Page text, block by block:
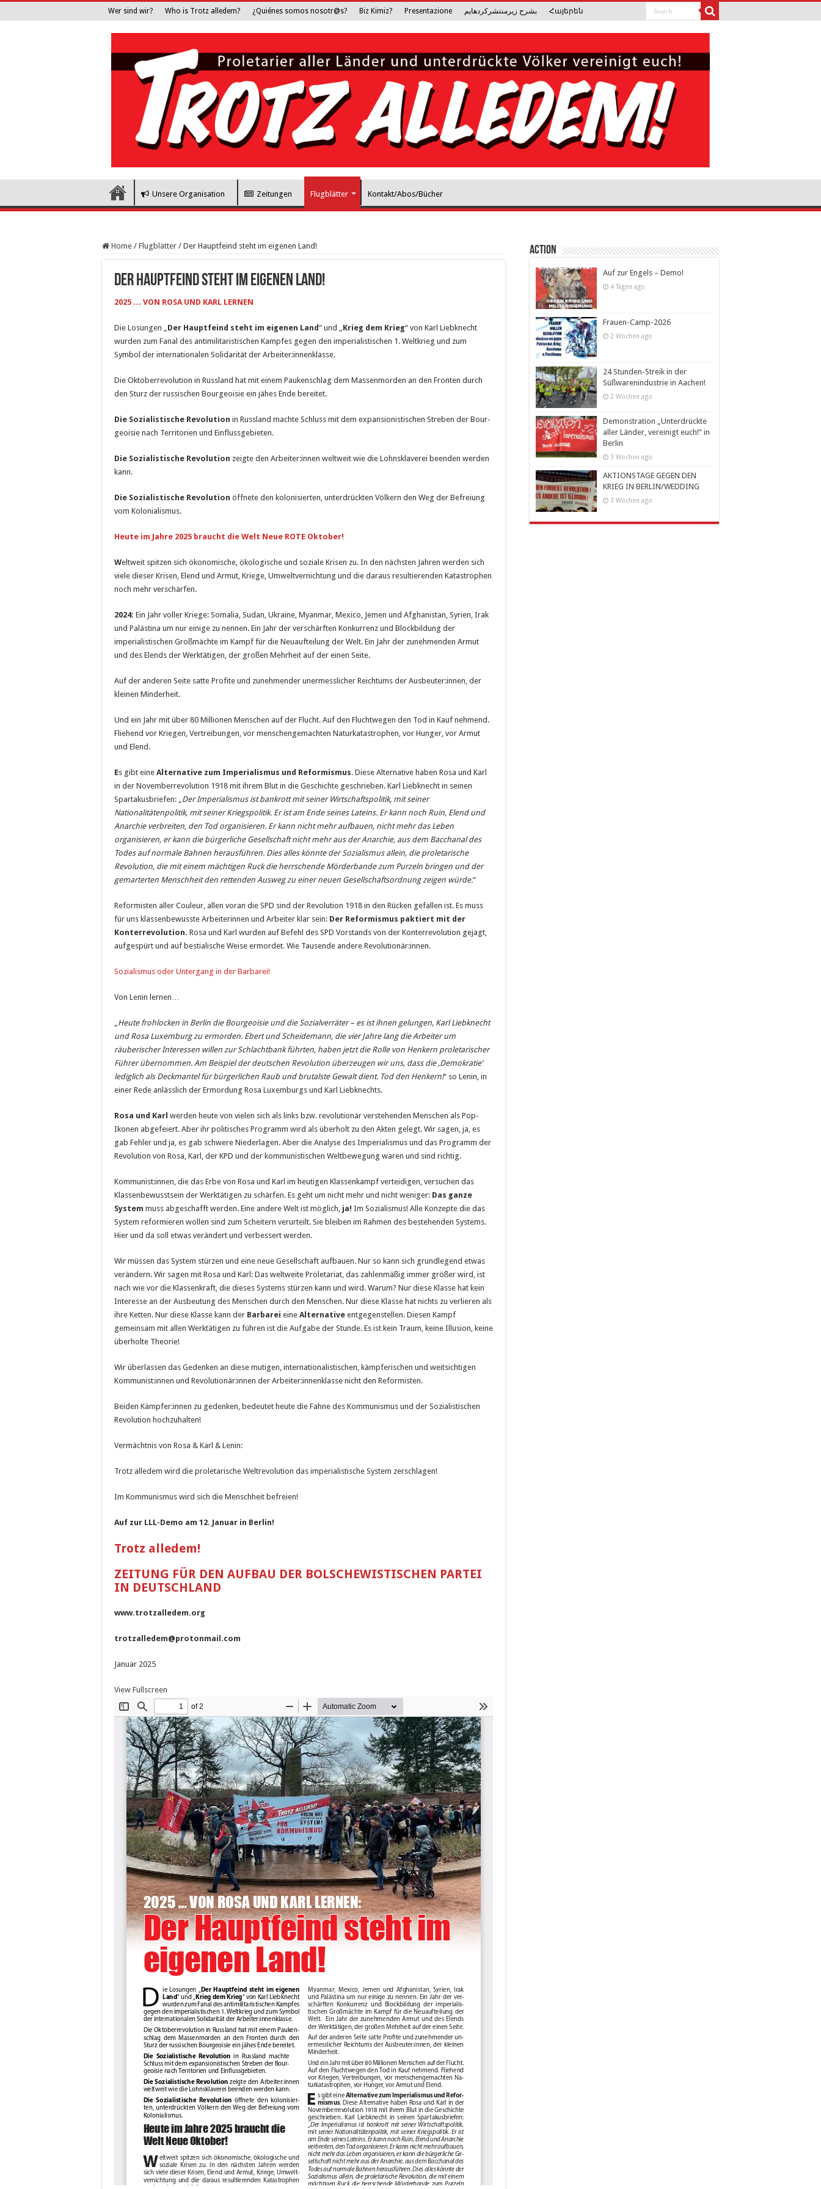
Wer sind wir? Who is Trotz alledem? ¿Quiénes somos nosotr@s? Biz Kimiz? Presentazione بشرح زیرمنتشرکرده­ایم Հայերեն
Unsere Organisation Zeitungen Flugblätter Kontakt/Abos/Bücher
Home / Flugblätter / Der Hauptfeind steht im eigenen Land!
Der Hauptfeind steht im eigenen Land!
2025 … VON ROSA UND KARL LERNEN
Die Losungen „ Der Hauptfeind steht im eigenen Land“ und „ Krieg dem Krieg“ von Karl Liebknecht
wurden zum Fanal des antimilitaristischen Kampfes gegen den imperialistischen 1. Weltkrieg und zum
Symbol der internationalen Solidarität der Arbeiter:innenklasse.
Die Oktoberrevolution in Russland hat mit einem Pauken­schlag dem Massenmorden an den Fronten durch
den Sturz der russischen Bourgeoisie ein jähes Ende bereitet.
Die Sozialistische Revolution in Russland machte Schluss mit dem expansionistischen Streben der Bour­
geoisie nach Territorien und Einflussgebieten.
Die Sozialistische Revolution zeigte den Arbeiter:innen weltweit wie die Lohnsklaverei beenden werden
kann.
Die Sozialistische Revolution öffnete den kolonisier­ten, unterdrückten Völkern den Weg der Befreiung
vom Kolonialismus.
Heute im Jahre 2025 braucht die Welt Neue ROTE Oktober!
Weltweit spitzen sich ökonomische, ökologische und soziale Krisen zu. In den nächsten Jahren werden sich
viele dieser Krisen, Elend und Armut, Kriege, Umwelt­vernichtung und die daraus resultierenden Katastrophen
noch mehr verschärfen.
2024: Ein Jahr voller Kriege: Somalia, Sudan, Ukraine, Myanmar, Mexico, Jemen und Afghanistan, Syrien, Irak
und Palästina um nur einige zu nennen. Ein Jahr der ver­schärften Konkurrenz und Blockbildung der
imperialis­tischen Großmächte im Kampf für die Neuaufteilung der Welt. Ein Jahr der zunehmenden Armut
und des Elends der Werktätigen, der großen Mehrheit auf der einen Seite.
Auf der anderen Seite satte Profite und zunehmender un­ermesslicher Reichtums der Ausbeuter:innen, der
kleinen Minderheit.
Und ein Jahr mit über 80 Millionen Menschen auf der Flucht. Auf den Fluchtwegen den Tod in Kauf nehmend.
Fliehend vor Kriegen, Vertreibungen, vor menschengemachten Na­turkatastrophen, vor Hunger, vor Armut
und Elend.
Es gibt eine Alternative zum Imperialismus und Refor­mismus. Diese Alternative haben Rosa und Karl
in der Novemberrevolution 1918 mit ihrem Blut in die Geschichte geschrieben. Karl Liebknecht in seinen
Spartakusbriefen: „ Der Imperialismus ist bankrott mit seiner Wirtschaftspolitik, mit seiner
Nationalitätenpolitik, mit seiner Kriegspolitik. Er ist am Ende seines Lateins. Er kann noch Ruin, Elend und
Anarchie verbreiten, den Tod organisieren. Er kann nicht mehr aufbauen, nicht mehr das Leben
organisieren, er kann die bürgerliche Ge­sellschaft nicht mehr aus der Anarchie, aus dem Bacchanal des
Todes auf normale Bahnen herausführen. Dies alles könnte der Sozialismus allein, die proletarische
Revolution, die mit einem mächtigen Ruck die herrschende Mörderbande zum Purzeln bringen und der
gemarterten Menschheit den rettenden Aus­weg zu einer neuen Gesellschaftsordnung zeigen würde.“
Reformisten aller Couleur, allen voran die SPD sind der Re­volution 1918 in den Rücken gefallen ist. Es muss
für uns klassenbewusste Arbeiterinnen und Arbeiter klar sein: Der Reformismus paktiert mit der
Konterrevolution. Rosa und Karl wurden auf Befehl des SPD Vorstands von der Kon­terrevolution gejagt,
aufgespürt und auf bestialische Weise ermordet. Wie Tausende andere Revolutionär:innen.
Sozialismus oder Untergang in der Barbarei!
Von Lenin lernen…
Heute frohlocken in Berlin die Bourgeoisie und die Sozialver­räter – es ist ihnen gelungen, Karl Liebknecht
und Rosa Luxem­burg zu ermorden. Ebert und Scheidemann, die vier Jahre lang die Arbeiter um
räuberischer Interessen willen zur Schlacht­bank führten, haben jetzt die Rolle von Henkern proletarischer
Führer übernommen. Am Beispiel der deutschen Revolution überzeugen wir uns, dass die ‚Demokratie‘
lediglich als Deck­mantel für bürgerlichen Raub und brutalste Gewalt dient. Tod den Henkern!“ so Lenin, in
einer Rede anlässlich der Ermor­dung Rosa Luxemburgs und Karl Liebknechts.
Rosa und Karl werden heute von vielen sich als links bzw. revolutionär verstehenden Menschen als Pop-
Ikonen abgefeiert. Aber ihr politisches Programm wird als überholt zu den Akten gelegt. Wir sagen, ja, es
gab Feh­ler und ja, es gab schwere Niederlagen. Aber die Analyse des Imperialismus und das Programm der
Revolution von Rosa, Karl, der KPD und der kommunistischen Weltbewe­gung waren und sind richtig.
Kommunist:innen, die das Erbe von Rosa und Karl im heu­tigen Klassenkampf verteidigen, versuchen das
Klassenbe­wusstsein der Werktätigen zu schärfen. Es geht um nicht mehr und nicht weniger: Das ganze
System muss abge­schafft werden. Eine andere Welt ist möglich, ja! Im Sozia­lismus! Alle Konzepte die das
System reformieren wollen sind zum Scheitern verurteilt. Sie bleiben im Rahmen des bestehenden Systems.
Hier und da soll etwas verändert und verbessert werden.
Wir müssen das System stürzen und eine neue Gesellschaft aufbauen. Nur so kann sich grundlegend etwas
verändern. Wir sagen mit Rosa und Karl: Das weltweite Proletariat, das zahlenmäßig immer größer wird, ist
nach wie vor die Klas­senkraft, die dieses Systems stürzen kann und wird. Warum? Nur diese Klasse hat kein
Interesse an der Ausbeutung des Menschen durch den Menschen. Nur diese Klasse hat nichts zu verlieren als
ihre Ketten. Nur diese Klasse kann der Barbarei eine Alternative entgegenstellen. Diesen Kampf
gemeinsam mit allen Werktätigen zu führen ist die Aufgabe der Stunde. Es ist kein Traum, keine Illusion, keine
überholte Theorie!
Wir überlassen das Gedenken an diese mutigen, interna­tionalistischen, kämpferischen und weitsichtigen
Kommu­nist:innen und Revolutionär:innen der Arbeiter:innenklas­se nicht den Reformisten.
Beiden Kämpfer:innen zu gedenken, bedeutet heute die Fahne des Kommunismus und der Sozialistischen
Revolu­tion hochzuhalten!
Vermächtnis von Rosa & Karl & Lenin:
Trotz alledem wird die proletarische Weltrevolution das imperialistische System zerschlagen!
Im Kommunismus wird sich die Menschheit befreien!
Auf zur LLL-Demo am 12. Januar in Berlin!
Trotz alledem!
ZEITUNG FÜR DEN AUFBAU DER BOLSCHEWISTISCHEN PARTEI
IN DEUTSCHLAND
www.trotzalledem.org
trotzalledem@protonmail.com
Januar 2025
View Fullscreen
Action
Auf zur Engels – Demo!
4 Tagen ago
Frauen-Camp-2026
2 Wochen ago
24 Stunden-Streik in der
Süßwarenindustrie in Aachen!
2 Wochen ago
Demonstration „Unterdrückte
aller Länder, vereinigt euch!“ in
Berlin
3 Wochen ago
AKTIONSTAGE GEGEN DEN
KRIEG IN BERLIN/WEDDING
3 Wochen ago